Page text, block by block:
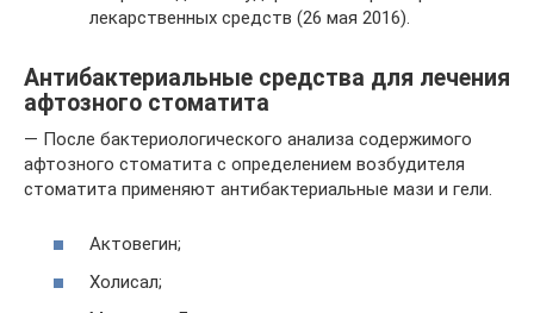
лекарственных средств (26 мая 2016).
Антибактериальные средства для лечения
афтозного стоматита
— После бактериологического анализа содержимого
афтозного стоматита с определением возбудителя
стоматита применяют антибактериальные мази и гели.
Актовегин;
Холисал;